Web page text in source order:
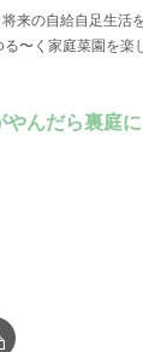
来の自給自足生活
る〜く家庭菜園を楽
やんだら裏庭に